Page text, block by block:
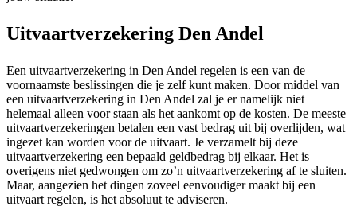
Uitvaartverzekering Den Andel
Een uitvaartverzekering in Den Andel regelen is een van de
voornaamste beslissingen die je zelf kunt maken. Door middel van
een uitvaartverzekering in Den Andel zal je er namelijk niet
helemaal alleen voor staan als het aankomt op de kosten. De meeste
uitvaartverzekeringen betalen een vast bedrag uit bij overlijden, wat
ingezet kan worden voor de uitvaart. Je verzamelt bij deze
uitvaartverzekering een bepaald geldbedrag bij elkaar. Het is
overigens niet gedwongen om zo’n uitvaartverzekering af te sluiten.
Maar, aangezien het dingen zoveel eenvoudiger maakt bij een
uitvaart regelen, is het absoluut te adviseren.